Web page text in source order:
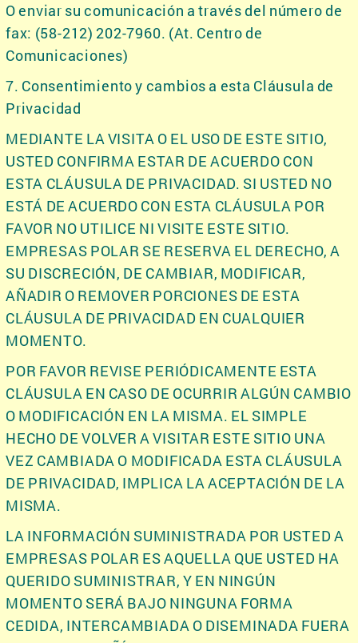
O enviar su comunicación a través del número de
fax: (58-212) 202-7960. (At. Centro de
Comunicaciones)
7. Consentimiento y cambios a esta Cláusula de
Privacidad
MEDIANTE LA VISITA O EL USO DE ESTE SITIO,
USTED CONFIRMA ESTAR DE ACUERDO CON
ESTA CLÁUSULA DE PRIVACIDAD. SI USTED NO
ESTÁ DE ACUERDO CON ESTA CLÁUSULA POR
FAVOR NO UTILICE NI VISITE ESTE SITIO.
EMPRESAS POLAR SE RESERVA EL DERECHO, A
SU DISCRECIÓN, DE CAMBIAR, MODIFICAR,
AÑADIR O REMOVER PORCIONES DE ESTA
CLÁUSULA DE PRIVACIDAD EN CUALQUIER
MOMENTO.
POR FAVOR REVISE PERIÓDICAMENTE ESTA
CLÁUSULA EN CASO DE OCURRIR ALGÚN CAMBIO
O MODIFICACIÓN EN LA MISMA. EL SIMPLE
HECHO DE VOLVER A VISITAR ESTE SITIO UNA
VEZ CAMBIADA O MODIFICADA ESTA CLÁUSULA
DE PRIVACIDAD, IMPLICA LA ACEPTACIÓN DE LA
MISMA.
LA INFORMACIÓN SUMINISTRADA POR USTED A
EMPRESAS POLAR ES AQUELLA QUE USTED HA
QUERIDO SUMINISTRAR, Y EN NINGÚN
MOMENTO SERÁ BAJO NINGUNA FORMA
CEDIDA, INTERCAMBIADA O DISEMINADA FUERA